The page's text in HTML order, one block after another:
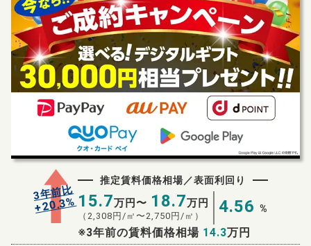
3年前比
+20.3%
推定賃料価格相場／表面利回り
15.7万円〜 18.7万円
（ 2,308 円/㎡〜2,750 円/㎡） 4.56 %
※3年前の賃料価格相場 14.3万円
無料査定スタート！